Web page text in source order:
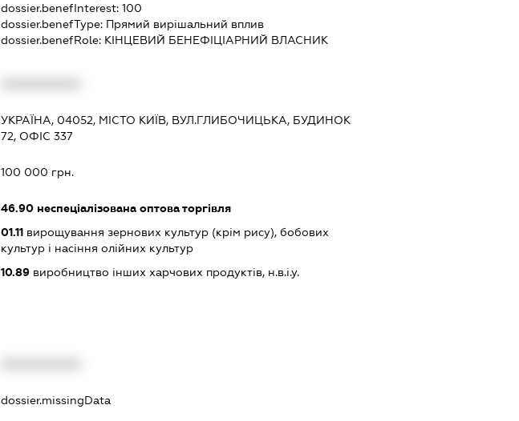
dossier.benefInterest: 100
dossier.benefType: Прямий вирішальний вплив
dossier.benefRole: КІНЦЕВИЙ БЕНЕФІЦІАРНИЙ ВЛАСНИК
УКРАЇНА, 04052, МІСТО КИЇВ, ВУЛ.ГЛИБОЧИЦЬКА, БУДИНОК
72, ОФІС 337
100 000 грн.
46.90неспеціалізована оптова торгівля
01.11вирощування зернових культур (крім рису), бобових
культур і насіння олійних культур
10.89виробництво інших харчових продуктів, н.в.і.у.
dossier.missingData